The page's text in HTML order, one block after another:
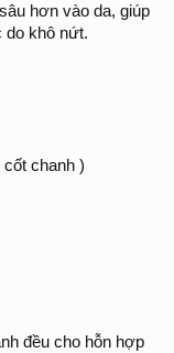
hơn vào da, giúp
do khô nứt.
chanh )
đều cho hỗn hợp